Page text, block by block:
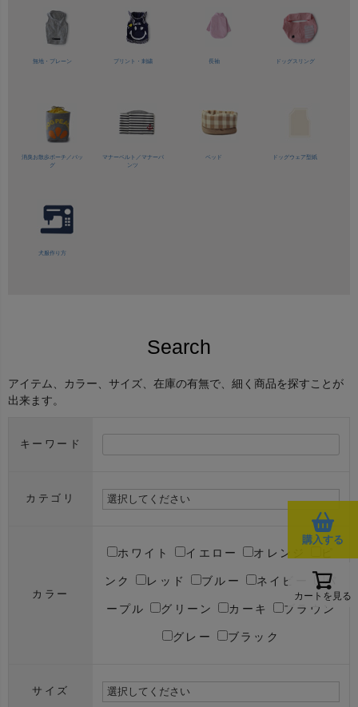
購入する
カートを見る
無地・プレーン プリント・刺繍 長袖 ドッグスリング
消臭お散歩ポーチ／バッ
グ
マナーベルト／ マナーパ
ンツ
ベッド ドッグウェア型紙
犬服作り方
Search
アイテム、カラー、サイズ、在庫の有無で、細く商品を探すことが
出来ます。
キーワード
カテゴリ
カラー
ホワイト イエロー オレンジ
ンク レッド ブルー ネイビー パ
ープル グリーン カーキ ブラウン
グレー ブラック
サイズ